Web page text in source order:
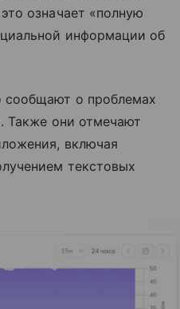
означает «полную
информации об
сообщают о проблемах
Также они отмечают
включая
текстовых